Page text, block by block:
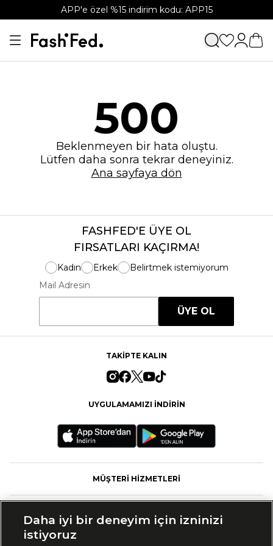
APP'e özel %15 indirim kodu: APP15
500
Beklenmeyen bir hata oluştu.
Lütfen daha sonra tekrar deneyiniz.
Ana sayfaya dön
FASHFED'E ÜYE OL
FIRSATLARI KAÇIRMA!
Kadın Erkek
Belirtmek istemiyorum
Mail Adresin
ÜYE OL
TAKİPTE KALIN
UYGULAMAMIZI İNDİRİN
MÜŞTERİ HİZMETLERİ
Daha iyi bir deneyim için izninizi
istiyoruz